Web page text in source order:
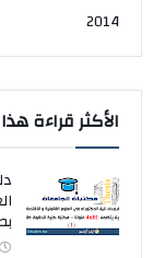
2014
الأكثر قراءة